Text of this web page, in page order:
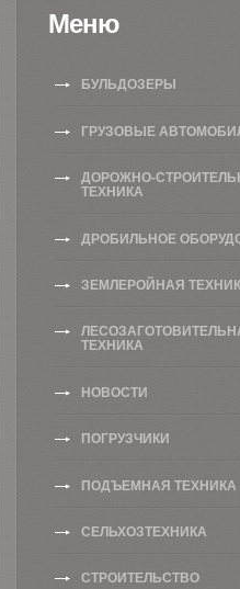
Меню
БУЛЬДОЗЕРЫ
ГРУЗОВЫЕ
ДОРОЖНО-
ТЕХНИКА
ДРОБИЛЬНОЕ
ЗЕМЛЕРОЙНАЯ
ТЕХНИКА
НОВОСТИ
ПОГРУЗЧИКИ
ПОДЪЕМНАЯ ТЕХНИКА
СЕЛЬХОЗТЕХНИКА
СТРОИТЕЛЬСТВО